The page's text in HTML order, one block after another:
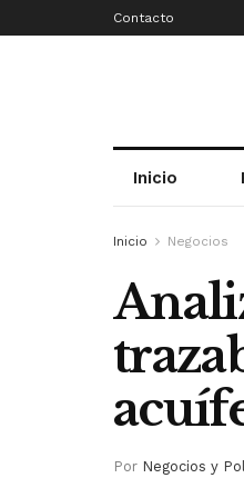
Contacto
Inicio
Inicio Negocios
Por Negocios y